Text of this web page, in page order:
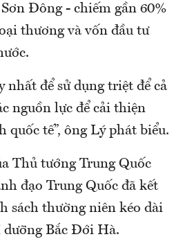
Đông - chiếm gần 60%
thương và vốn đầu tư
nhất để sử dụng triệt để cả
nguồn lực để cải thiện
quốc tế”, ông Lý phát biểu.
Thủ tướng Trung Quốc
đạo Trung Quốc đã kết
sách thường niên kéo dài
Bắc Đới Hà.